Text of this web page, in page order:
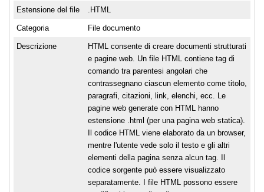
Estensione del file .HTML
Categoria File documento
Descrizione
HTML consente di creare documenti strutturati
e pagine web. Un file HTML contiene tag di
comando tra parentesi angolari che
contrassegnano ciascun elemento come titolo,
paragrafi, citazioni, link, elenchi, ecc. Le
pagine web generate con HTML hanno
estensione .html (per una pagina web statica).
Il codice HTML viene elaborato da un browser,
mentre l'utente vede solo il testo e gli altri
elementi della pagina senza alcun tag. Il
codice sorgente può essere visualizzato
separatamente. I file HTML possono essere